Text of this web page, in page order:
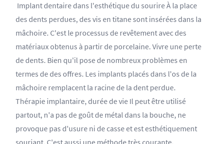
Implant dentaire dans l'esthétique du sourire À la place
des dents perdues, des vis en titane sont insérées dans la
mâchoire. C'est le processus de revêtement avec des
matériaux obtenus à partir de porcelaine. Vivre une perte
de dents. Bien qu'il pose de nombreux problèmes en
termes de des offres. Les implants placés dans l'os de la
mâchoire remplacent la racine de la dent perdue.
Thérapie implantaire, durée de vie Il peut être utilisé
partout, n'a pas de goût de métal dans la bouche, ne
provoque pas d'usure ni de casse et est esthétiquement
souriant. C'est aussi une méthode très courante.